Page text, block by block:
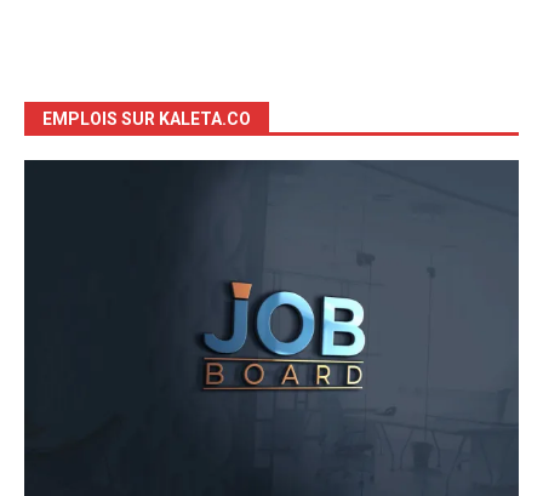
EMPLOIS SUR KALETA.CO